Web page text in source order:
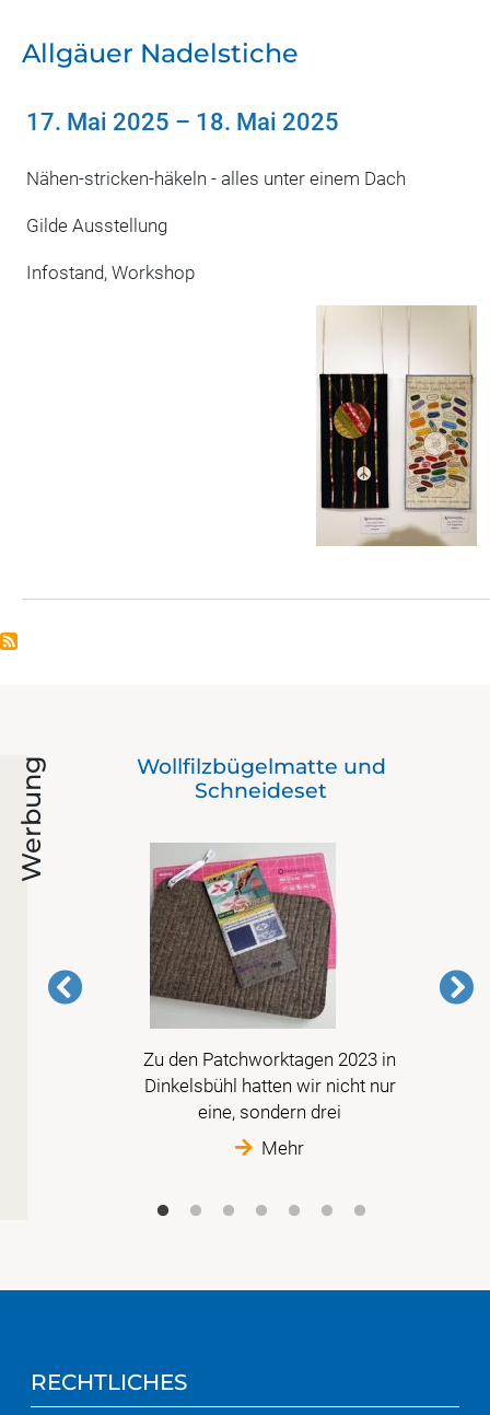
Allgäuer Nadelstiche
17. Mai 2025 – 18. Mai 2025
Nähen-stricken-häkeln - alles unter einem Dach
Gilde Ausstellung
Infostand, Workshop
Werbung
Wollfilzbügelmatte und
Schneideset
Zu den Patchworktagen 2023 in
Dinkelsbühl hatten wir nicht nur
eine, sondern drei
Mehr
RECHTLICHES